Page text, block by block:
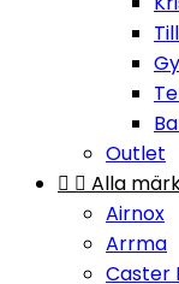
Outlet
  Alla
Airnox
Arrma
Caster